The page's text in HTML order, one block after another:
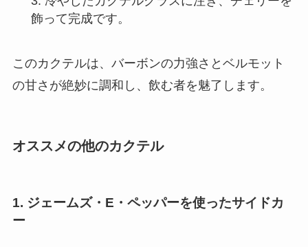
飾って完成です。
このカクテルは、バーボンの力強さとベルモット
の甘さが絶妙に調和し、飲む者を魅了します。
オススメの他のカクテル
1. ジェームズ・E・ペッパーを使ったサイドカ
ー